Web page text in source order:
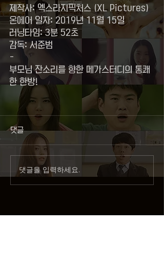
제작사: 엑스라지픽처스 (XL Pictures)
온에어 일자: 2019년 11월 15일
러닝타임: 3분 52초
감독: 서준범
-
부모님 잔소리를 향한 메가스터디의 통쾌
한 한방!
댓글
댓글을 입력하세요.